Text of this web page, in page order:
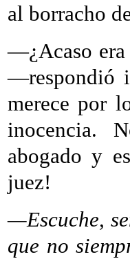
al borracho
—¿Acaso era
—respondió
merece por
inocencia.
abogado y
juez!
—Escuche,
que no